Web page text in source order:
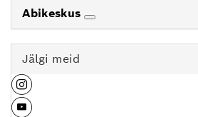
Abikeskus
Jälgi meid